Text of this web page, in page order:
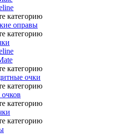
категорию
оправы
категорию
категорию
очки
категорию
категорию
категорию